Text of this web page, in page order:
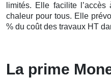
limités. Elle facilite l’accès
chaleur pour tous. Elle
% du coût des travaux HT
La prime